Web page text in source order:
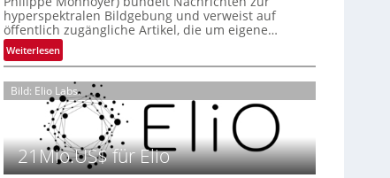
o
n
N
i
h
t
2
0
2
e
i
l
i
t
s
i
c
h
a
s
t
ä
r
t
P
r
ä
s
e
hyperspektralen Bildgebung und verweist auf
öffentlich zugängliche Artikel, die um eigene…
Weiterlesen:
H
o
m
e
p
a
g
Bild: Elio Labs.
21Mio.US$ für Elio